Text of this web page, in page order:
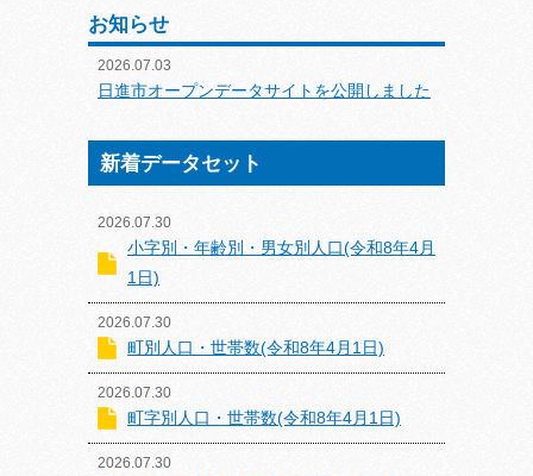
お知らせ
2026.07.03
日進市オープンデータサイトを公開しました
新着データセット
2026.07.30
小字別・年齢別・男女別人口(令和8年4月
1日)
2026.07.30
町別人口・世帯数(令和8年4月1日)
2026.07.30
町字別人口・世帯数(令和8年4月1日)
2026.07.30